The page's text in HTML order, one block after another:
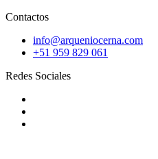
Contactos
info@arqueniocerna.com
+51 959 829 061
Redes Sociales